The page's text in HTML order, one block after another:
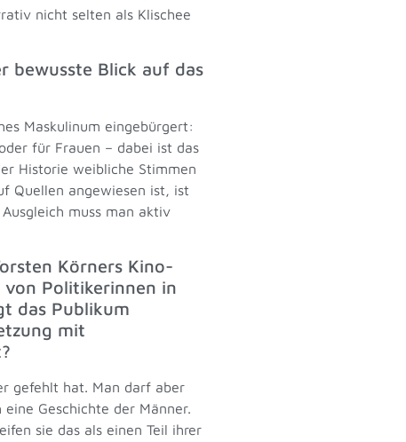
nicht selten als Klischee
bewusste Blick auf das
Maskulinum eingebürgert:
für Frauen – dabei ist das
Historie weibliche Stimmen
Quellen angewiesen ist, ist
muss man aktiv
Körners Kino-
Politikerinnen in
das Publikum
mit
gefehlt hat. Man darf aber
Geschichte der Männer.
sie das als einen Teil ihrer